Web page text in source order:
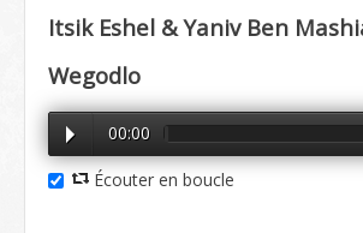
Itsik Eshel & Yaniv Ben
Wegodlo
00:00
Écouter en boucle